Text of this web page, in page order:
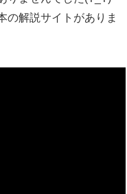
の解説サイトがありま